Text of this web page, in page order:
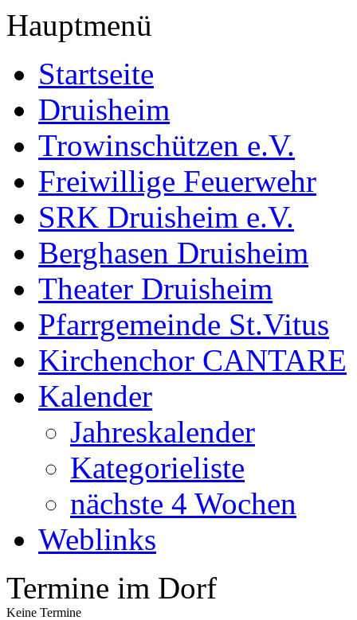
Hauptmenü
Startseite
Druisheim
Trowinschützen e.V.
Freiwillige Feuerwehr
SRK Druisheim e.V.
Berghasen Druisheim
Theater Druisheim
Pfarrgemeinde St.Vitus
Kirchenchor CANTARE
Kalender
Jahreskalender
Kategorieliste
nächste 4 Wochen
Weblinks
Termine im Dorf
Keine Termine